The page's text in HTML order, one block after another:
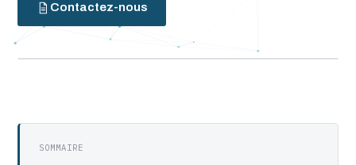
Contactez-nous
SOMMAIRE